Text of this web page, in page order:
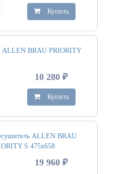
Купить
ALLEN BRAU PRIORITY
10 280 ₽
Купить
ALLEN BRAU
S 475х658
19 960 ₽